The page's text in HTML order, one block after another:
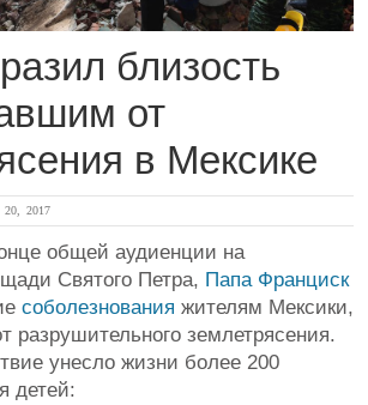
близость
от
в Мексике
20, 2017
общей аудиенции на
Святого Петра, Папа Франциск
соболезнования жителям Мексики,
разрушительного землетрясения.
унесло жизни более 200
детей: